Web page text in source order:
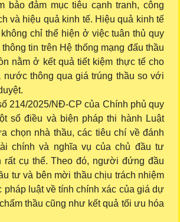
bảo đảm mục tiêu cạnh tranh, công
và hiệu quả kinh tế. Hiệu quả kinh tế
chỉ thể hiện ở việc tuân thủ quy
tin trên Hệ thống mạng đấu thầu
nằm ở kết quả tiết kiệm thực tế cho
nước thông qua giá trúng thầu so với
214/2025/NĐ-CP của Chính phủ quy
số điều và biện pháp thi hành Luật
chọn nhà thầu, các tiêu chí về đánh
chính và nghĩa vụ của chủ đầu tư
rất cụ thể. Theo đó, người đứng đầu
tư và bên mời thầu chịu trách nhiệm
pháp luật về tính chính xác của giá dự
thầu cũng như kết quả tối ưu hóa